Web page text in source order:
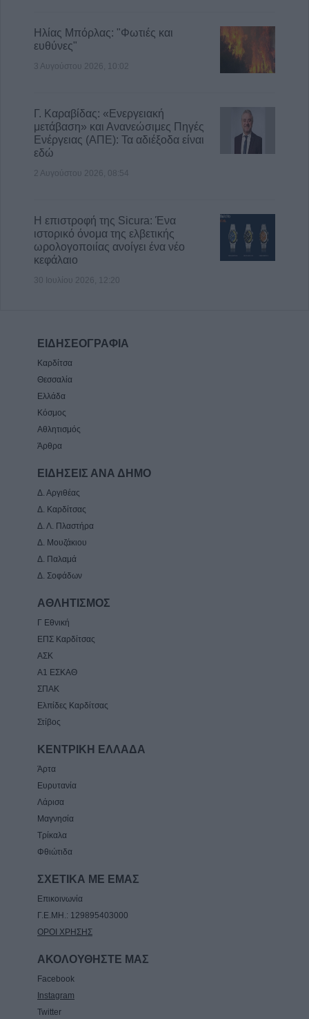
Ηλίας Μπόρλας: "Φωτιές και
ευθύνες"
3 Αυγούστου 2026, 10:02
Γ. Καραβίδας: «Ενεργειακή
μετάβαση» και Ανανεώσιμες Πηγές
Ενέργειας (ΑΠΕ): Τα αδιέξοδα είναι
εδώ
2 Αυγούστου 2026, 08:54
Η επιστροφή της Sicura: Ένα
ιστορικό όνομα της ελβετικής
ωρολογοποιίας ανοίγει ένα νέο
κεφάλαιο
30 Ιουλίου 2026, 12:20
ΕΙΔΗΣΕΟΓΡΑΦΙΑ
Καρδίτσα
Θεσσαλία
Ελλάδα
Κόσμος
Αθλητισμός
Άρθρα
ΕΙΔΗΣΕΙΣ ΑΝΑ ΔΗΜΟ
Δ. Αργιθέας
Δ. Καρδίτσας
Δ. Λ. Πλαστήρα
Δ. Μουζάκιου
Δ. Παλαμά
Δ. Σοφάδων
ΑΘΛΗΤΙΣΜΟΣ
Γ Εθνική
ΕΠΣ Καρδίτσας
ΑΣΚ
Α1 ΕΣΚΑΘ
ΣΠΑΚ
Ελπίδες Καρδίτσας
Στίβος
ΚΕΝΤΡΙΚΗ ΕΛΛΑΔΑ
Άρτα
Ευρυτανία
Λάρισα
Μαγνησία
Τρίκαλα
Φθιώτιδα
ΣΧΕΤΙΚΑ ΜΕ ΕΜΑΣ
Επικοινωνία
Γ.Ε.ΜΗ.: 129895403000
ΟΡΟΙ ΧΡΗΣΗΣ
ΑΚΟΛΟΥΘΗΣΤΕ ΜΑΣ
Facebook
Instagram
Twitter